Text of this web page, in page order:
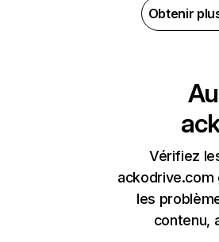
Obtenir
Vérifiez
ackodrive.com
les
contenu,